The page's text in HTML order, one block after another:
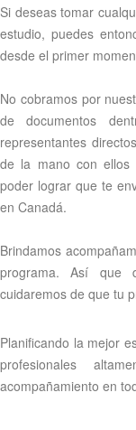
Si deseas tomar
estudio, puedes
desde el primer
No cobramos por
de documentos
representantes
de la mano con ellos
poder lograr que te
en Canadá.
Brindamos
programa. Así que
cuidaremos de que tu
Planificando la mejor
profesionales
acompañamiento en